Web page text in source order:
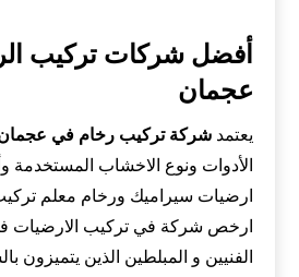
أفضل شركات تركيب
عجمان
يعتمدشركة تركيب رخام في
الأدوات ونوع الاخشاب المستخدمة
ارضيات سيراميك ورخام معلم
ارخص شركة في تركيب الارضيات
الفنيين و المبلطين الذين يتميزون